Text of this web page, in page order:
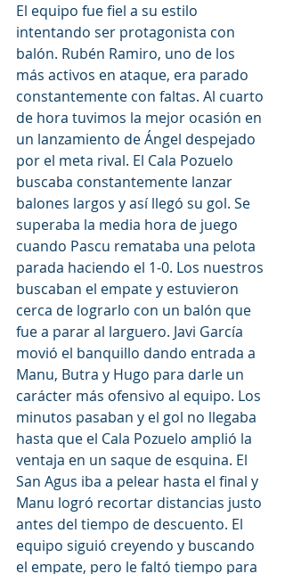
El equipo fue fiel a su estilo
intentando ser protagonista con
balón. Rubén Ramiro, uno de los
más activos en ataque, era parado
constantemente con faltas. Al cuarto
de hora tuvimos la mejor ocasión en
un lanzamiento de Ángel despejado
por el meta rival. El Cala Pozuelo
buscaba constantemente lanzar
balones largos y así llegó su gol. Se
superaba la media hora de juego
cuando Pascu remataba una pelota
parada haciendo el 1-0. Los nuestros
buscaban el empate y estuvieron
cerca de lograrlo con un balón que
fue a parar al larguero. Javi García
movió el banquillo dando entrada a
Manu, Butra y Hugo para darle un
carácter más ofensivo al equipo. Los
minutos pasaban y el gol no llegaba
hasta que el Cala Pozuelo amplió la
ventaja en un saque de esquina. El
San Agus iba a pelear hasta el final y
Manu logró recortar distancias justo
antes del tiempo de descuento. El
equipo siguió creyendo y buscando
el empate, pero le faltó tiempo para